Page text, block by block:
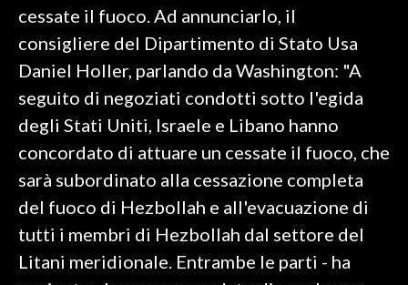
BASKET
VOLLEY
MOTORI
TENNIS
ALTRI SPORT
SPETTACOLI
GOSSIP
cessate il fuoco. Ad annunciarlo, il
consigliere del Dipartimento di Stato Usa
Daniel Holler, parlando da Washington: "A
seguito di negoziati condotti sotto l'egida
degli Stati Uniti, Israele e Libano hanno
concordato di attuare un cessate il fuoco, che
sarà subordinato alla cessazione completa
del fuoco di Hezbollah e all'evacuazione di
tutti i membri di Hezbollah dal settore del
Litani meridionale. Entrambe le parti - ha